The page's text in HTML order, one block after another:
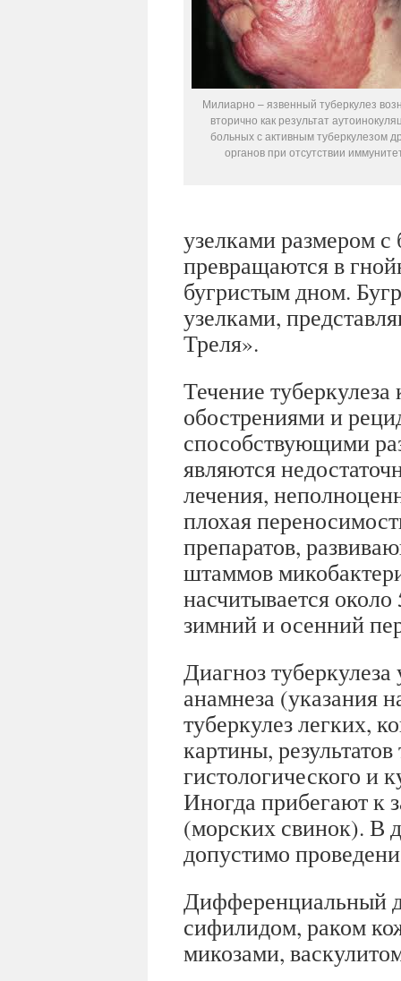
Милиарно – язвенный туберкулез
вторично как результат
больных с активным туберкулезом
органов при отсутствии
узелками размером
превращаются в
бугристым дном.
узелками,
Треля».
Течение
обострениями и
способствующими
являются
лечения,
плохая
препаратов,
штаммов
насчитывается
зимний и осенний
Диагноз
анамнеза (указания
туберкулез легких,
картины,
гистологического и
Иногда прибегают к
(морских свинок). В
допустимо
Дифференциальный
сифилидом, раком
микозами,